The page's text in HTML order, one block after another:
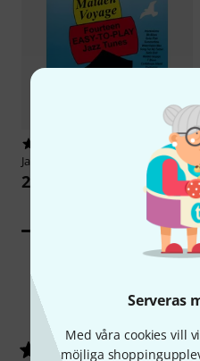
Serveras
Med våra cookies vill
möjliga
Jamey Aebersold Maiden Voyage
235 kr
5
4.6/ 5